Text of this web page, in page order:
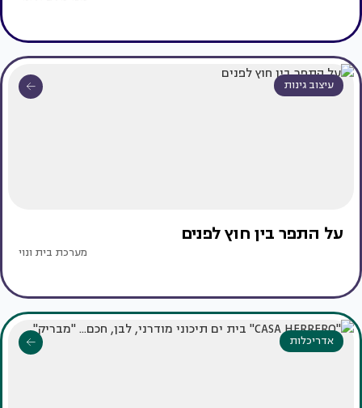
עיצוב גינות
על התפר בין חוץ לפנים
מערכת בית ונוי
אדריכלות